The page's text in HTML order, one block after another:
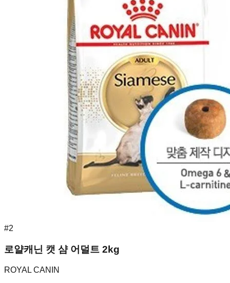
#2
로얄캐닌 캣 샴 어덜트 2kg
ROYAL CANIN